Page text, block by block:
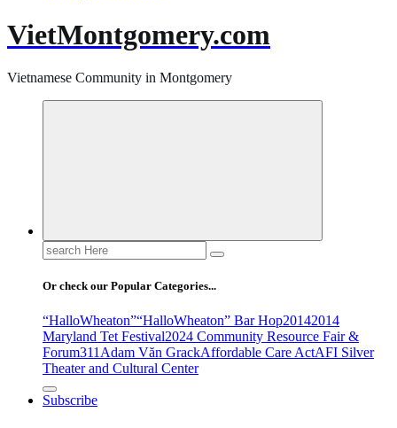
VietMontgomery.com
Vietnamese Community in Montgomery
Search
for:
Or check our Popular Categories...
“HalloWheaton”“HalloWheaton” Bar Hop20142014
Maryland Tet Festival2024 Community Resource Fair &
Forum311Adam Văn GrackAffordable Care ActAFI Silver
Theater and Cultural Center
Subscribe